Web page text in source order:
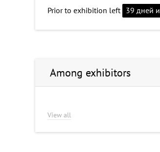
Prior to exhibition left 39 дней и
Among exhibitors
View all